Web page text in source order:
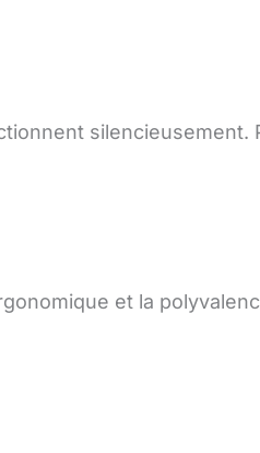
silencieusement.
et la